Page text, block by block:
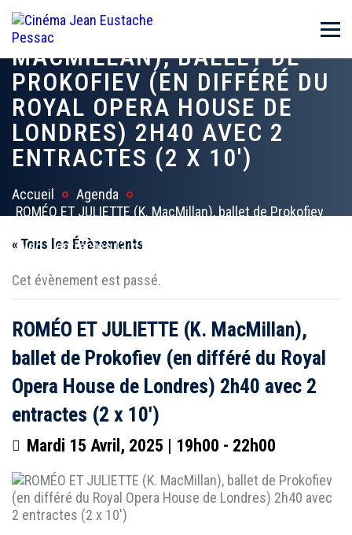
ROMÉO ET JULIETTE (K.
MACMILLAN), BALLET DE
PROKOFIEV (EN DIFFÉRÉ DU
ROYAL OPERA HOUSE DE
LONDRES) 2H40 AVEC 2
ENTRACTES (2 X 10′)
Accueil
Agenda
ROMÉO ET JULIETTE (K. MacMillan), ballet de Prokofiev
avec 2 entractes (2 x 10′)
« Tous les Évènements
Cet évènement est passé.
ROMÉO ET JULIETTE (K. MacMillan),
ballet de Prokofiev (en différé du Royal
Opera House de Londres) 2h40 avec 2
entractes (2 x 10′)
Mardi 15 Avril, 2025 | 19h00 - 22h00